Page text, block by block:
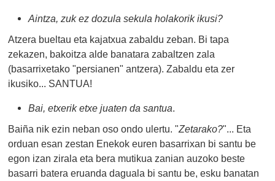
Aintza, zuk ez dozula sekula holakorik ikusi?
Atzera bueltau eta kajatxua zabaldu zeban. Bi tapa
zekazen, bakoitza alde banatara zabaltzen zala
(basarrixetako "persianen" antzera). Zabaldu eta zer
ikusiko... SANTUA!
Bai, etxerik etxe juaten da santua.
Baiña nik ezin neban oso ondo ulertu. "Zetarako?"... Eta
orduan esan zestan Enekok euren basarrixan bi santu be
egon izan zirala eta bera mutikua zanian auzoko beste
basarri batera eruanda daguala bi santu be, esku banatan